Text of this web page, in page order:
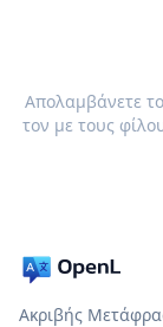
Απολαμβάνετε
τον με τους
Ακριβής